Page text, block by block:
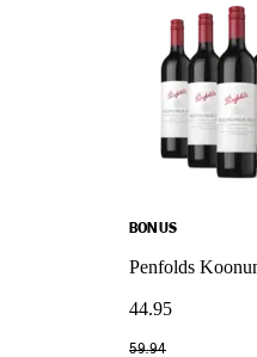
BONUS
Penfolds
44.95
59.94